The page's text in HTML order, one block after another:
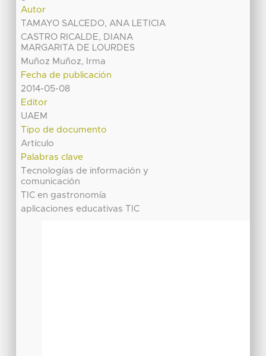
Autor
TAMAYO SALCEDO, ANA LETICIA
CASTRO RICALDE, DIANA
MARGARITA DE LOURDES
Muñoz Muñoz, Irma
Fecha de publicación
2014-05-08
Editor
UAEM
Tipo de documento
Artículo
Palabras clave
Tecnologías de información y
comunicación
TIC en gastronomía
aplicaciones educativas TIC